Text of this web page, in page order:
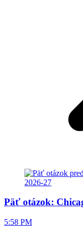
Päť otázok:
5:58 PM